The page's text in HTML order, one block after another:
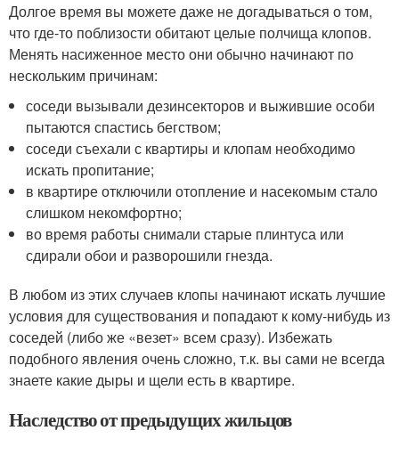
Долгое время вы можете даже не догадываться о том,
что где-то поблизости обитают целые полчища клопов.
Менять насиженное место они обычно начинают по
нескольким причинам:
соседи вызывали дезинсекторов и выжившие особи
пытаются спастись бегством;
соседи съехали с квартиры и клопам необходимо
искать пропитание;
в квартире отключили отопление и насекомым стало
слишком некомфортно;
во время работы снимали старые плинтуса или
сдирали обои и разворошили гнезда.
В любом из этих случаев клопы начинают искать лучшие
условия для существования и попадают к кому-нибудь из
соседей (либо же «везет» всем сразу). Избежать
подобного явления очень сложно, т.к. вы сами не всегда
знаете какие дыры и щели есть в квартире.
Наследство от предыдущих жильцов